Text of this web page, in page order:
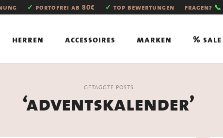
✓ portofrei ab 80€ ✓ top bewertungen fragen? 📞
herren accessoires marken % sale
GETAGGTE POSTS
‘adventskalender’